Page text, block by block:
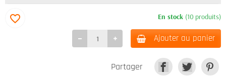
En stock (10 produits)
Ajouter au panier
favorite_border
Partager